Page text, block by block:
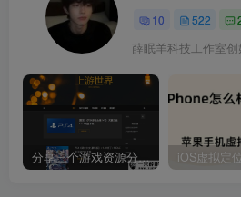
10 522
薛眠羊科技工作室创
分享三个游戏资源分享的网站，包含Switch游戏、PS4游戏、Steam的单机游戏